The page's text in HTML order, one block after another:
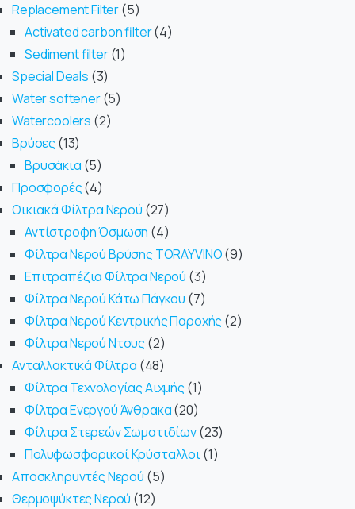
Replacement Filter 5
Activated carbon filter 4
Sediment filter 1
Special Deals 3
Water softener 5
Watercoolers 2
Βρύσες 13
Βρυσάκια 5
Προσφορές 4
Οικιακά Φίλτρα Νερού 27
Αντίστροφη Όσμωση 4
Φίλτρα Νερού Βρύσης TORAYVINO 9
Επιτραπέζια Φίλτρα Νερού 3
Φίλτρα Νερού Κάτω Πάγκου 7
Φίλτρα Νερού Κεντρικής Παροχής 2
Φίλτρα Νερού Ντους 2
Ανταλλακτικά Φίλτρα 48
Φίλτρα Τεχνολογίας Αιχμής 1
Φίλτρα Ενεργού Άνθρακα 20
Φίλτρα Στερεών Σωματιδίων 23
Πολυφωσφορικοί Κρύσταλλοι 1
Αποσκληρυντές Νερού 5
Θερμοψύκτες Νερού 12